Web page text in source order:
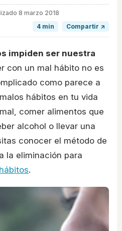
8 marzo 2018
4 min
Compartir ↗
impiden ser nuestra
con un mal hábito no es
como parece a
hábitos en tu vida
comer alimentos que
alcohol o llevar una
conocer el método de
la eliminación para
hábitos.